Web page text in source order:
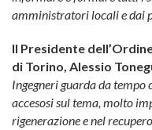
amministratori locali e dai
Il Presidente
di Torino, Alessio
Ingegneri guarda da
accesosi sul tema, molto
rigenerazione e nel